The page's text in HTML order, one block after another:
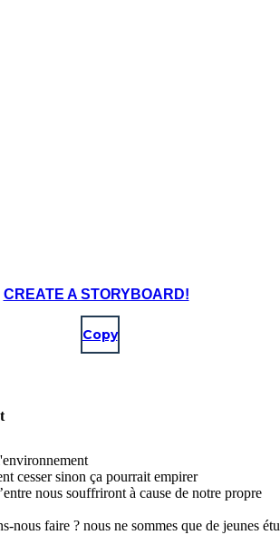
CREATE A STORYBOARD!
Copy
cesser sinon ça pourrait empirer
nous souffriront à cause de notre propre
nous faire ? nous ne sommes que de jeunes